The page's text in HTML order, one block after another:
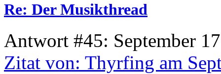
Re: Der Musikthread
Antwort #45: September
Zitat von: Thyrfing am